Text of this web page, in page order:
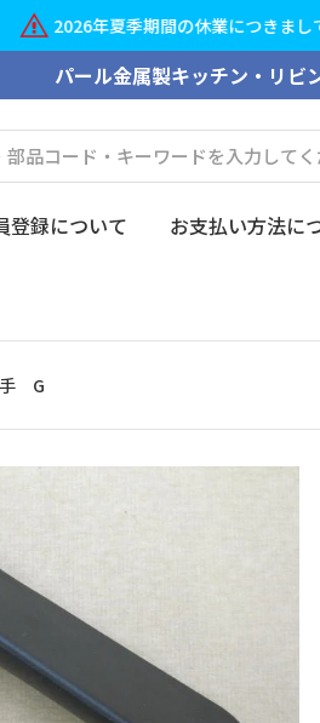
2026年夏季期間の休業につきまし
パール金属製キッチン・リビ
登録について お支払い方法に
手 G